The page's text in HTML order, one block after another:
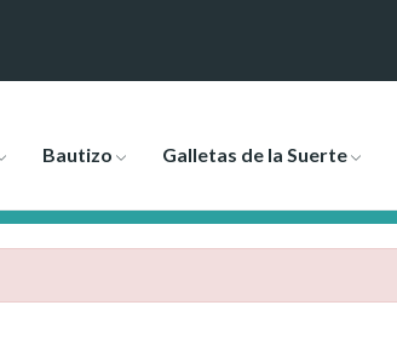
Bautizo Galletas de la Suerte